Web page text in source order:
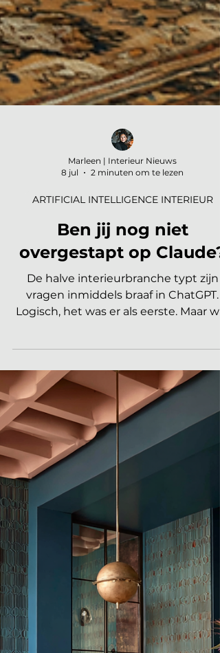
8 jul
2 minuten om te lezen
ARTIFICIAL INTELLIGENCE INTERIEUR
Ben jij nog niet
overgestapt op Claude?
De halve interieurbranche typt zijn
snel iets: de meest voor de hand
liggende keuze is niet altijd de beste.
is een AI-tool die dichter bij de manier
ligt waarop interieurprofessionals
werken. Die heet Claude. Waarom de
tool Claude anders aanvoelt Claude
schrijft alsof er iemand met smaak
achter de knoppen zit. Minder
algemeen, minder gladjes, meer toon.
Voo